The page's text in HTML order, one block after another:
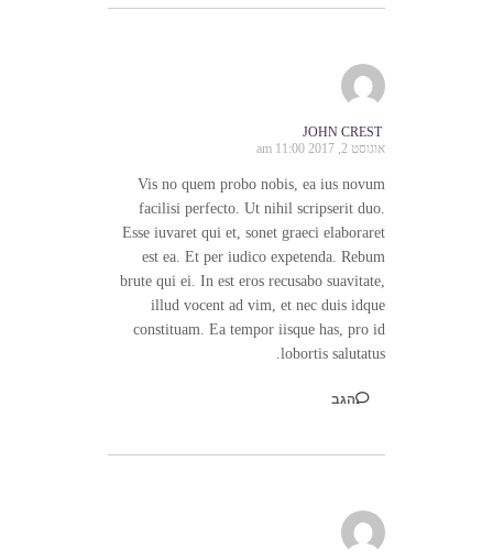
JOHN CREST
אוגוסט 2, 2017 11:00 am
Vis no quem probo nobis, ea ius novum
facilisi perfecto. Ut nihil scripserit duo.
Esse iuvaret qui et, sonet graeci elaboraret
est ea. Et per iudico expetenda. Rebum
brute qui ei. In est eros recusabo suavitate,
illud vocent ad vim, et nec duis idque
constituam. Ea tempor iisque has, pro id
lobortis salutatus.
הגב